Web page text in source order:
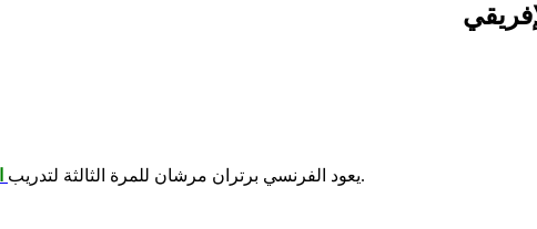
يعود الفرنسي برتران مرشان للمرة الثالثة لتدريب، بعد مرتيْن سابقتيْن في 2007/2006، و2018/2017.